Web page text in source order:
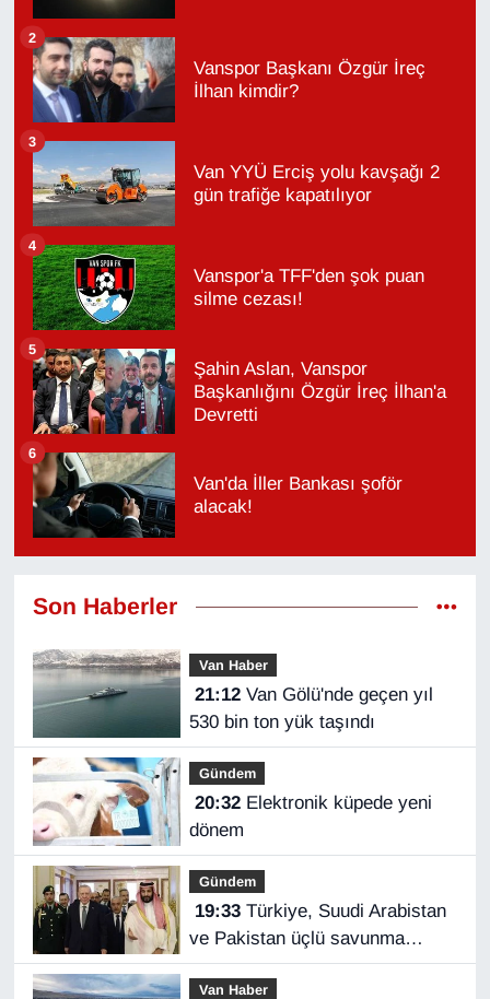
Vanspor Başkanı Özgür İreç
İlhan kimdir?
2
Van YYÜ Erciş yolu kavşağı 2
gün trafiğe kapatılıyor
3
Vanspor'a TFF'den şok puan
silme cezası!
4
Şahin Aslan, Vanspor
Başkanlığını Özgür İreç İlhan'a
Devretti
5
Van'da İller Bankası şoför
alacak!
6
Son Haberler
Van Haber
21:12Van Gölü'nde geçen yıl
530 bin ton yük taşındı
Gündem
20:32Elektronik küpede yeni
dönem
Gündem
19:33Türkiye, Suudi Arabistan
ve Pakistan üçlü savunma
anlaşması imzaladı
Van Haber